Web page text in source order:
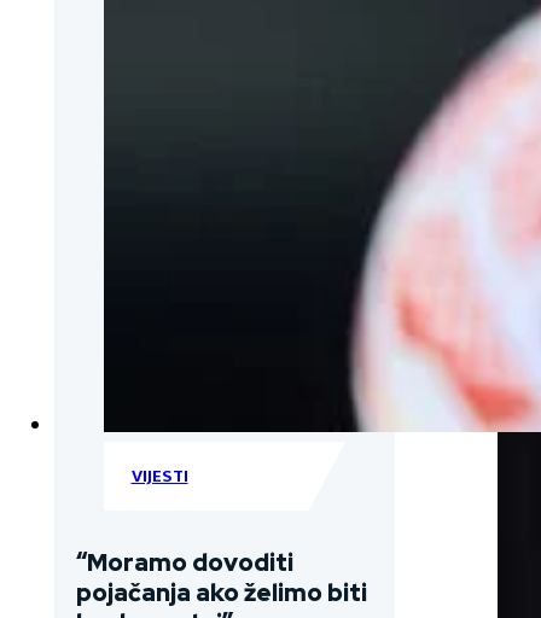
VIJESTI
“Moramo dovoditi
pojačanja ako želimo biti